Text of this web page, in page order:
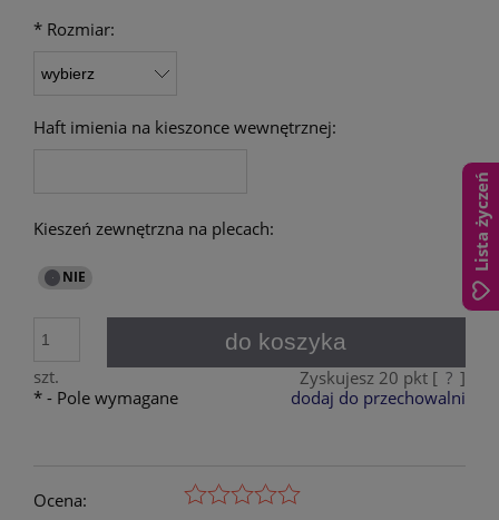
* Rozmiar:
Haft imienia na kieszonce wewnętrznej:
Kieszeń zewnętrzna na plecach:
szt.
do koszyka
Zyskujesz 20 pkt [ ? ]
dodaj do przechowalni
* - Pole wymagane
Ocena:
Lista życzeń